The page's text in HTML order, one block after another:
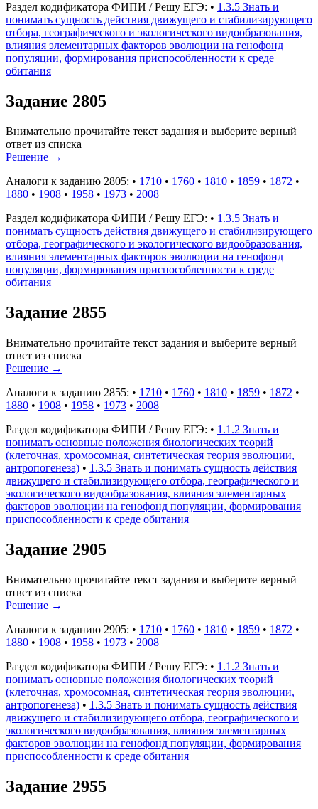
Раздел кодификатора ФИПИ / Решу ЕГЭ: • 1.3.5 Знать и
понимать сущность действия движущего и стабилизирующего
отбора, географического и экологического видообразования,
влияния элементарных факторов эволюции на генофонд
популяции, формирования приспособленности к среде
обитания
Задание 2805
Внимательно прочитайте текст задания и выберите верный
ответ из списка
Решение →
Аналоги к заданию 2805: • 1710 • 1760 • 1810 • 1859 • 1872 •
1880 • 1908 • 1958 • 1973 • 2008
Раздел кодификатора ФИПИ / Решу ЕГЭ: • 1.3.5 Знать и
понимать сущность действия движущего и стабилизирующего
отбора, географического и экологического видообразования,
влияния элементарных факторов эволюции на генофонд
популяции, формирования приспособленности к среде
обитания
Задание 2855
Внимательно прочитайте текст задания и выберите верный
ответ из списка
Решение →
Аналоги к заданию 2855: • 1710 • 1760 • 1810 • 1859 • 1872 •
1880 • 1908 • 1958 • 1973 • 2008
Раздел кодификатора ФИПИ / Решу ЕГЭ: • 1.1.2 Знать и
понимать основные положения биологических теорий
(клеточная, хромосомная, синтетическая теория эволюции,
антропогенеза) • 1.3.5 Знать и понимать сущность действия
движущего и стабилизирующего отбора, географического и
экологического видообразования, влияния элементарных
факторов эволюции на генофонд популяции, формирования
приспособленности к среде обитания
Задание 2905
Внимательно прочитайте текст задания и выберите верный
ответ из списка
Решение →
Аналоги к заданию 2905: • 1710 • 1760 • 1810 • 1859 • 1872 •
1880 • 1908 • 1958 • 1973 • 2008
Раздел кодификатора ФИПИ / Решу ЕГЭ: • 1.1.2 Знать и
понимать основные положения биологических теорий
(клеточная, хромосомная, синтетическая теория эволюции,
антропогенеза) • 1.3.5 Знать и понимать сущность действия
движущего и стабилизирующего отбора, географического и
экологического видообразования, влияния элементарных
факторов эволюции на генофонд популяции, формирования
приспособленности к среде обитания
Задание 2955